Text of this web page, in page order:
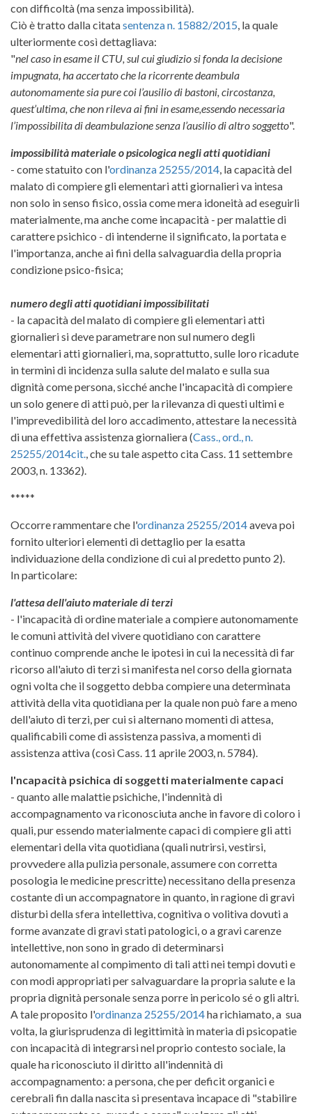
con difficoltà (ma senza impossibilità).
Ciò è tratto dalla citatasentenza n. 15882/2015, la quale
ulteriormente così dettagliava:
"nel caso in esame il CTU, sul cui giudizio si fonda la decisione
impugnata, ha accertato che la ricorrente deambula
autonomamente sia pure coi l’ausilio di bastoni, circostanza,
quest’ultima, che non rileva ai fini in esame,essendo necessaria
l’impossibilita di deambulazione senza l’ausilio di altro soggetto".
impossibilità materiale o psicologica negli atti quotidiani
- come statuito con l'ordinanza 25255/2014, la capacità del
malato di compiere gli elementari atti giornalieri va intesa
non solo in senso fisico, ossia come mera idoneità ad eseguirli
materialmente, ma anche come incapacità - per malattie di
carattere psichico - di intenderne il significato, la portata e
l'importanza, anche ai fini della salvaguardia della propria
condizione psico-fisica;
numero degli atti quotidiani impossibilitati
- la capacità del malato di compiere gli elementari atti
giornalieri si deve parametrare non sul numero degli
elementari atti giornalieri, ma, soprattutto, sulle loro ricadute
in termini di incidenza sulla salute del malato e sulla sua
dignità come persona, sicché anche l'incapacità di compiere
un solo genere di atti può, per la rilevanza di questi ultimi e
l'imprevedibilità del loro accadimento, attestare la necessità
di una effettiva assistenza giornaliera (Cass., ord., n.
25255/2014cit., che su tale aspetto cita Cass. 11 settembre
2003, n. 13362).
*****
Occorre rammentare che l'ordinanza 25255/2014aveva poi
fornito ulteriori elementi di dettaglio per la esatta
individuazione della condizione di cui al predetto punto 2).
In particolare:
l'attesa dell'aiuto materiale di terzi
- l'incapacità di ordine materiale a compiere autonomamente
le comuni attività del vivere quotidiano con carattere
continuo comprende anche le ipotesi in cui la necessità di far
ricorso all'aiuto di terzi si manifesta nel corso della giornata
ogni volta che il soggetto debba compiere una determinata
attività della vita quotidiana per la quale non può fare a meno
dell'aiuto di terzi, per cui si alternano momenti di attesa,
qualificabili come di assistenza passiva, a momenti di
assistenza attiva (così Cass. 11 aprile 2003, n. 5784).
l'ncapacità psichica di soggetti materialmente capaci
- quanto alle malattie psichiche, l'indennità di
accompagnamento va riconosciuta anche in favore di coloro i
quali, pur essendo materialmente capaci di compiere gli atti
elementari della vita quotidiana (quali nutrirsi, vestirsi,
provvedere alla pulizia personale, assumere con corretta
posologia le medicine prescritte) necessitano della presenza
costante di un accompagnatore in quanto, in ragione di gravi
disturbi della sfera intellettiva, cognitiva o volitiva dovuti a
forme avanzate di gravi stati patologici, o a gravi carenze
intellettive, non sono in grado di determinarsi
autonomamente al compimento di tali atti nei tempi dovuti e
con modi appropriati per salvaguardare la propria salute e la
propria dignità personale senza porre in pericolo sé o gli altri.
A tale proposito l'ordinanza 25255/2014ha richiamato, a sua
volta, la giurisprudenza di legittimità in materia di psicopatie
con incapacità di integrarsi nel proprio contesto sociale, la
quale ha riconosciuto il diritto all'indennità di
accompagnamento: a persona, che per deficit organici e
cerebrali fin dalla nascita si presentava incapace di "stabilire